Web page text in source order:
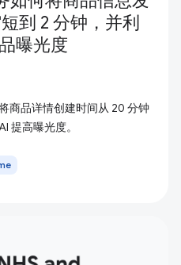
到 2 分钟，并利
曝光度
商品详情创建时间从 20 分钟
提高曝光度。